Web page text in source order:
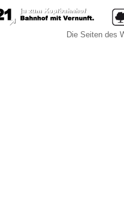
Die Seiten des